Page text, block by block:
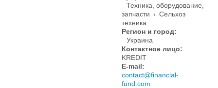
Техника, оборудование,
запчасти › Сельхоз
техника
Регион и город:
Украина
Контактное лицо:
KREDIT
E-mail:
contact@financial-
fund.com